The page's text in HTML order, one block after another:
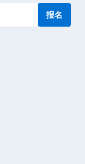
报名